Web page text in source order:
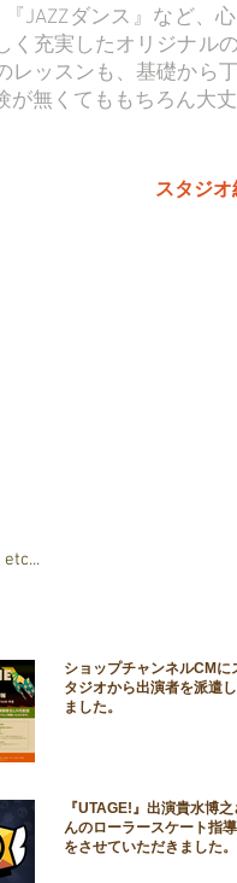
『JAZZダンス』など、
く充実したオリジナル
レッスンも、基礎から
が無くてももちろん大
スタジオ
etc...
ショップチャンネルCMに
タジオから出演者を派遣し
ました。
『UTAGE!』出演貴水博之
んのローラースケート指導
をさせていただきました。